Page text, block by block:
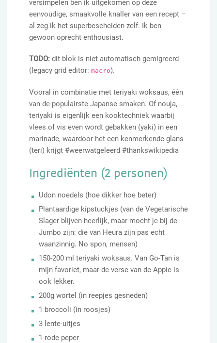
versimpelen ben ik uitgekomen op deze
eenvoudige, smaakvolle knaller van een recept –
al zeg ik het superbescheiden zelf. Ik ben
gewoon oprecht enthousiast.
TODO: dit blok is niet automatisch gemigreerd
(legacy grid editor: macro).
Vooral in combinatie met teriyaki woksaus, één
van de populairste Japanse smaken. Of nouja,
teriyaki is eigenlijk een kooktechniek waarbij
vlees of vis even wordt gebakken (yaki) in een
marinade, waardoor het een kenmerkende glans
(teri) krijgt #weerwatgeleerd #thankswikipedia
Ingrediënten (2 personen)
Udon noedels (hoe dikker hoe beter)
Plantaardige kipstuckjes (van de Vegetarische
Slager blijven heerlijk, maar mocht je bij de
Jumbo zijn: die van Heura zijn pas echt
waanzinnig. No spon, mensen)
150-200 ml teriyaki woksaus. Van Go-Tan is
mijn favoriet, maar de verse van de Appie is
ook lekker.
200g wortel (in reepjes gesneden)
1 broccoli (in roosjes)
3 lente-uitjes
1 rode peper